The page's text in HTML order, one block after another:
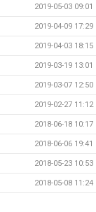
2019-05-03 09:01
2019-04-09 17:29
2019-04-03 18:15
2019-03-19 13:01
2019-03-07 12:50
2019-02-27 11:12
2018-06-18 10:17
2018-06-06 19:41
2018-05-23 10:53
2018-05-08 11:24